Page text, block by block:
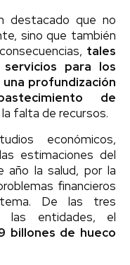
destacado que no
sino que también
tales
para los
profundización
de
falta de recursos.
económicos,
estimaciones del
año la salud, por la
financieros
De las tres
las entidades, el
billones de hueco